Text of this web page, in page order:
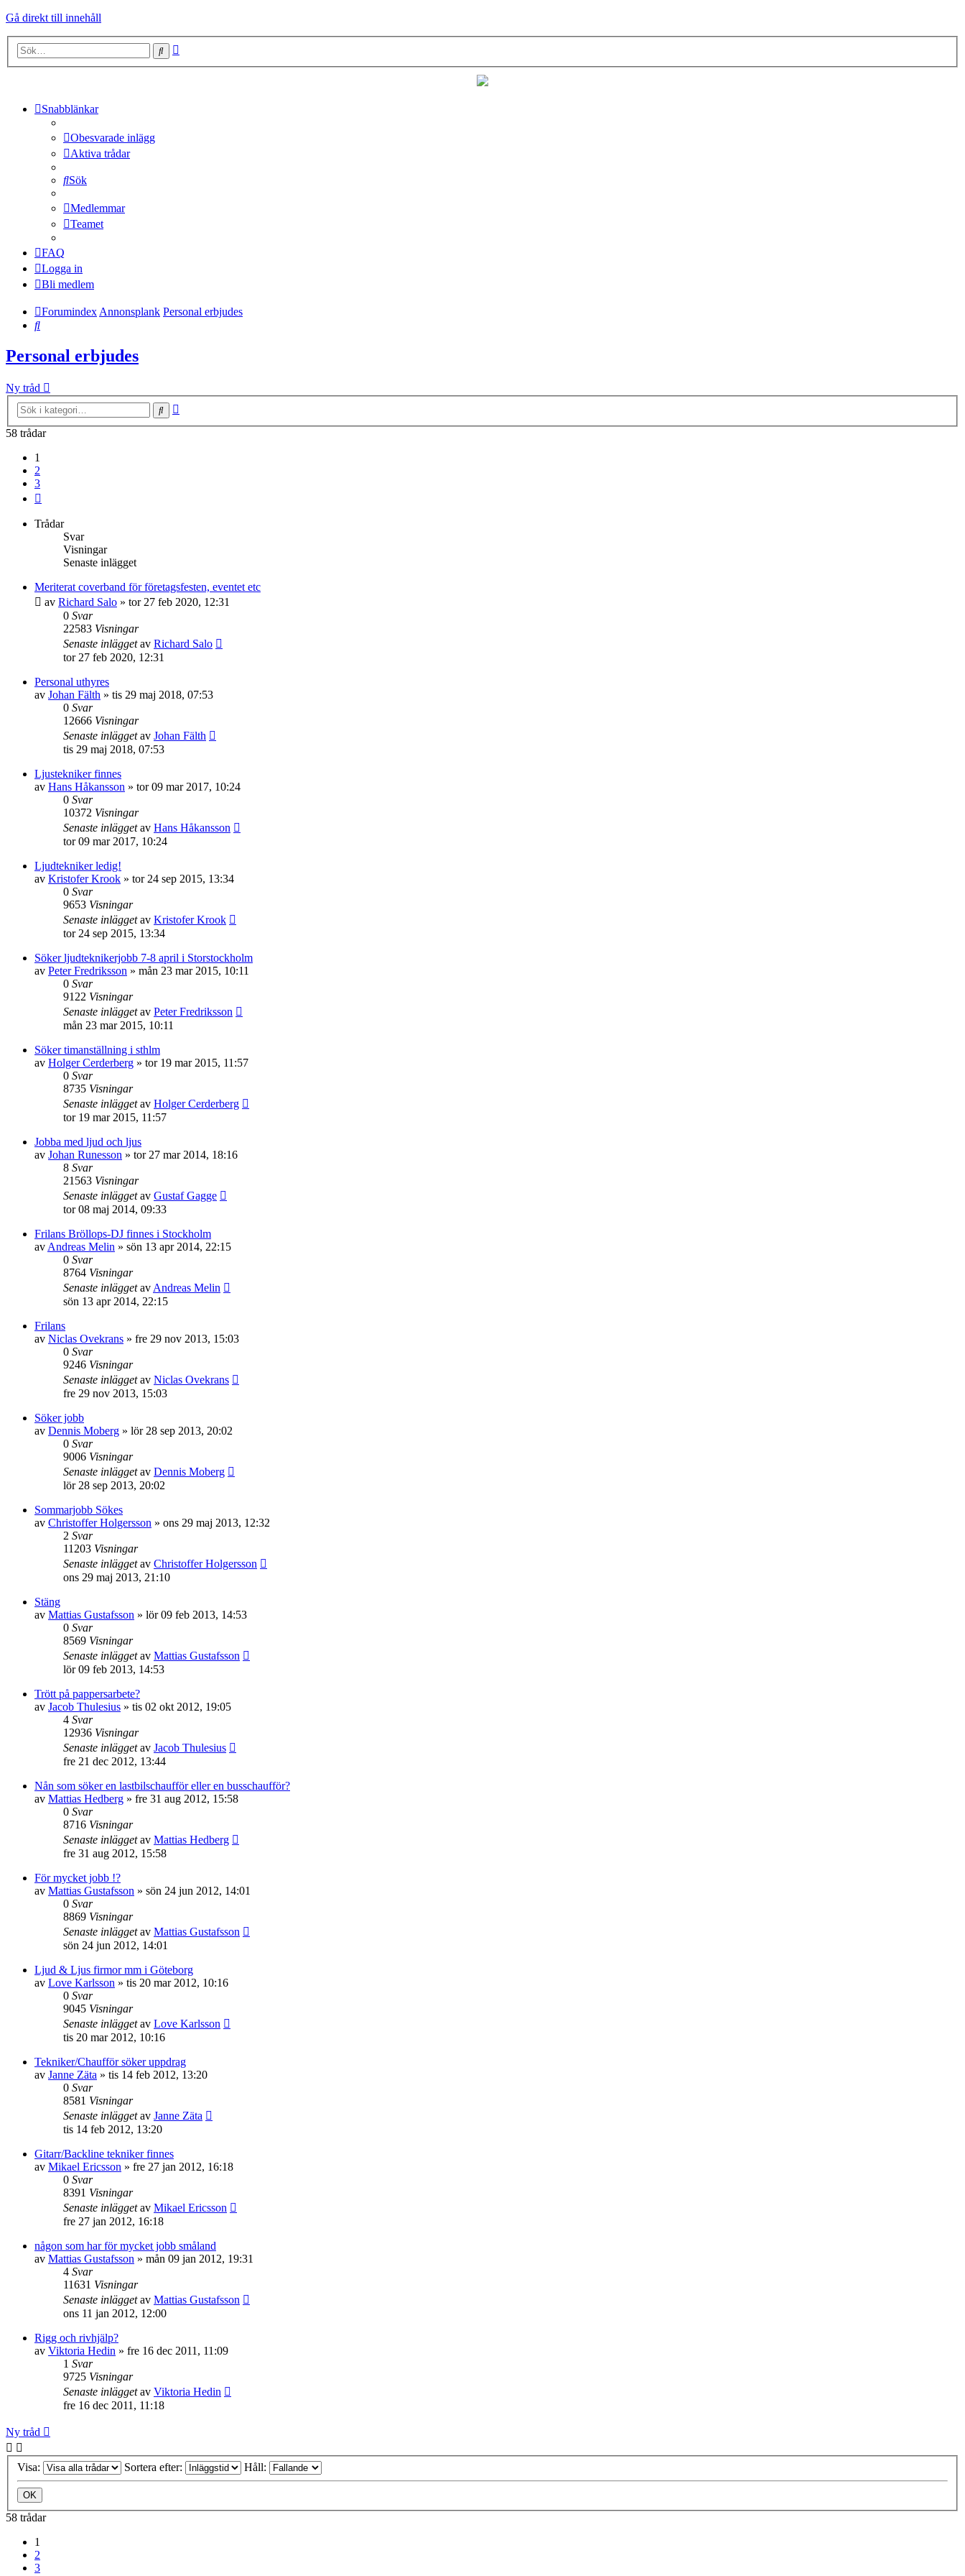
Gå direkt till innehåll
Sök
Snabblänkar
Obesvarade inlägg
Aktiva trådar
Sök
Medlemmar
Teamet
FAQ
Logga in
Bli medlem
Forumindex Annonsplank Personal erbjudes
Sök
Personal erbjudes
Ny tråd
Sök
58 trådar
1
2
3
Trådar
Svar
Visningar
Senaste inlägget
Meriterat coverband för företagsfesten, eventet etc
av Richard Salo » tor 27 feb 2020, 12:31
0 Svar
22583 Visningar
Senaste inläggetav Richard Salo
tor 27 feb 2020, 12:31
Personal uthyres
av Johan Fälth » tis 29 maj 2018, 07:53
0 Svar
12666 Visningar
Senaste inläggetav Johan Fälth
tis 29 maj 2018, 07:53
Ljustekniker finnes
av Hans Håkansson » tor 09 mar 2017, 10:24
0 Svar
10372 Visningar
Senaste inläggetav Hans Håkansson
tor 09 mar 2017, 10:24
Ljudtekniker ledig!
av Kristofer Krook » tor 24 sep 2015, 13:34
0 Svar
9653 Visningar
Senaste inläggetav Kristofer Krook
tor 24 sep 2015, 13:34
Söker ljudteknikerjobb 7-8 april i Storstockholm
av Peter Fredriksson » mån 23 mar 2015, 10:11
0 Svar
9122 Visningar
Senaste inläggetav Peter Fredriksson
mån 23 mar 2015, 10:11
Söker timanställning i sthlm
av Holger Cerderberg » tor 19 mar 2015, 11:57
0 Svar
8735 Visningar
Senaste inläggetav Holger Cerderberg
tor 19 mar 2015, 11:57
Jobba med ljud och ljus
av Johan Runesson » tor 27 mar 2014, 18:16
8 Svar
21563 Visningar
Senaste inläggetav Gustaf Gagge
tor 08 maj 2014, 09:33
Frilans Bröllops-DJ finnes i Stockholm
av Andreas Melin » sön 13 apr 2014, 22:15
0 Svar
8764 Visningar
Senaste inläggetav Andreas Melin
sön 13 apr 2014, 22:15
Frilans
av Niclas Ovekrans » fre 29 nov 2013, 15:03
0 Svar
9246 Visningar
Senaste inläggetav Niclas Ovekrans
fre 29 nov 2013, 15:03
Söker jobb
av Dennis Moberg » lör 28 sep 2013, 20:02
0 Svar
9006 Visningar
Senaste inläggetav Dennis Moberg
lör 28 sep 2013, 20:02
Sommarjobb Sökes
av Christoffer Holgersson » ons 29 maj 2013, 12:32
2 Svar
11203 Visningar
Senaste inläggetav Christoffer Holgersson
ons 29 maj 2013, 21:10
Stäng
av Mattias Gustafsson » lör 09 feb 2013, 14:53
0 Svar
8569 Visningar
Senaste inläggetav Mattias Gustafsson
lör 09 feb 2013, 14:53
Trött på pappersarbete?
av Jacob Thulesius » tis 02 okt 2012, 19:05
4 Svar
12936 Visningar
Senaste inläggetav Jacob Thulesius
fre 21 dec 2012, 13:44
Nån som söker en lastbilschaufför eller en busschaufför?
av Mattias Hedberg » fre 31 aug 2012, 15:58
0 Svar
8716 Visningar
Senaste inläggetav Mattias Hedberg
fre 31 aug 2012, 15:58
För mycket jobb !?
av Mattias Gustafsson » sön 24 jun 2012, 14:01
0 Svar
8869 Visningar
Senaste inläggetav Mattias Gustafsson
sön 24 jun 2012, 14:01
Ljud & Ljus firmor mm i Göteborg
av Love Karlsson » tis 20 mar 2012, 10:16
0 Svar
9045 Visningar
Senaste inläggetav Love Karlsson
tis 20 mar 2012, 10:16
Tekniker/Chaufför söker uppdrag
av Janne Zäta » tis 14 feb 2012, 13:20
0 Svar
8581 Visningar
Senaste inläggetav Janne Zäta
tis 14 feb 2012, 13:20
Gitarr/Backline tekniker finnes
av Mikael Ericsson » fre 27 jan 2012, 16:18
0 Svar
8391 Visningar
Senaste inläggetav Mikael Ericsson
fre 27 jan 2012, 16:18
någon som har för mycket jobb småland
av Mattias Gustafsson » mån 09 jan 2012, 19:31
4 Svar
11631 Visningar
Senaste inläggetav Mattias Gustafsson
ons 11 jan 2012, 12:00
Rigg och rivhjälp?
av Viktoria Hedin » fre 16 dec 2011, 11:09
1 Svar
9725 Visningar
Senaste inläggetav Viktoria Hedin
fre 16 dec 2011, 11:18
Ny tråd
Visa: Sortera efter: Håll:
58 trådar
1
2
3